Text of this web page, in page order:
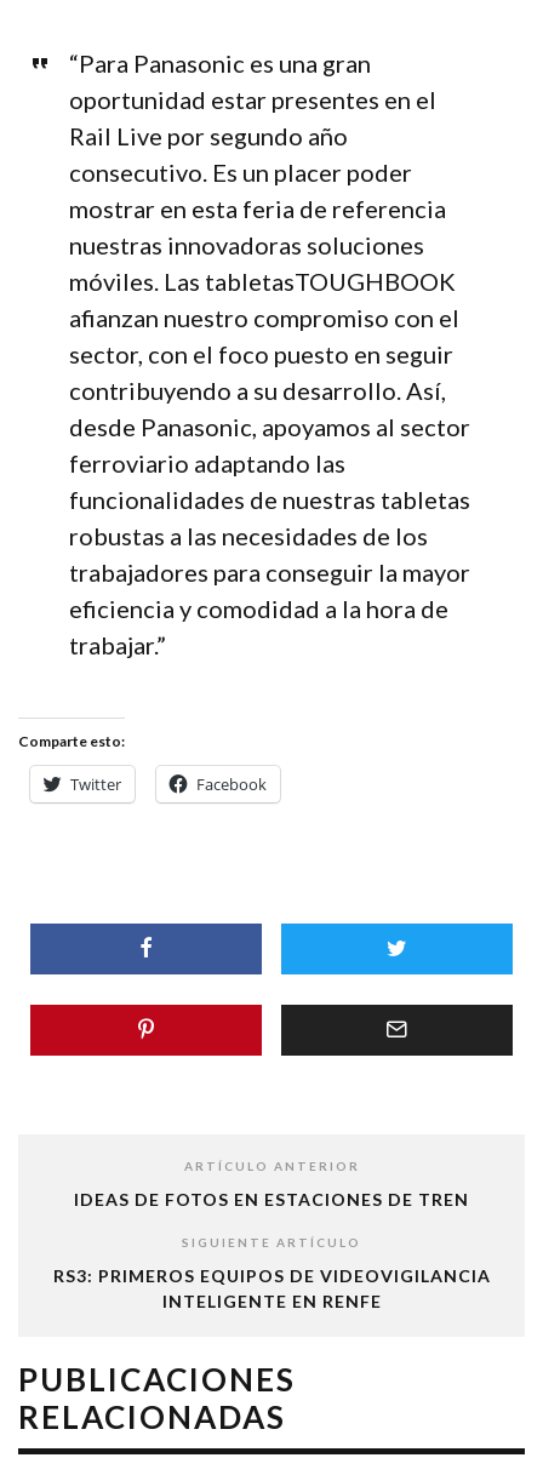
“Para Panasonic es una gran
oportunidad estar presentes en el
Rail Live por segundo año
consecutivo. Es un placer poder
mostrar en esta feria de referencia
nuestras innovadoras soluciones
móviles. Las tabletasTOUGHBOOK
afianzan nuestro compromiso con el
sector, con el foco puesto en seguir
contribuyendo a su desarrollo. Así,
desde Panasonic, apoyamos al sector
ferroviario adaptando las
funcionalidades de nuestras tabletas
robustas a las necesidades de los
trabajadores para conseguir la mayor
eficiencia y comodidad a la hora de
trabajar.”
Comparte esto:
Twitter Facebook
ARTÍCULO ANTERIOR
IDEAS DE FOTOS EN ESTACIONES DE TREN
SIGUIENTE ARTÍCULO
RS3: PRIMEROS EQUIPOS DE VIDEOVIGILANCIA
INTELIGENTE EN RENFE
PUBLICACIONES
RELACIONADAS